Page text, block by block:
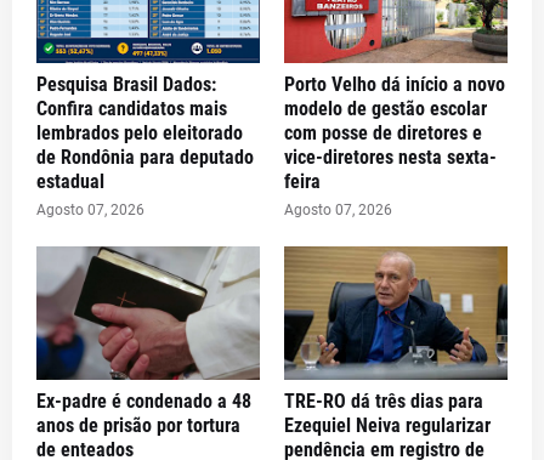
Pesquisa Brasil Dados:
Confira candidatos mais
lembrados pelo eleitorado
de Rondônia para deputado
estadual
Agosto 07, 2026
Porto Velho dá início a novo
modelo de gestão escolar
com posse de diretores e
vice-diretores nesta sexta-
feira
Agosto 07, 2026
Ex-padre é condenado a 48
anos de prisão por tortura
de enteados
TRE-RO dá três dias para
Ezequiel Neiva regularizar
pendência em registro de